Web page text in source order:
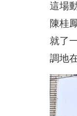
這場
陳桂
就了
調地